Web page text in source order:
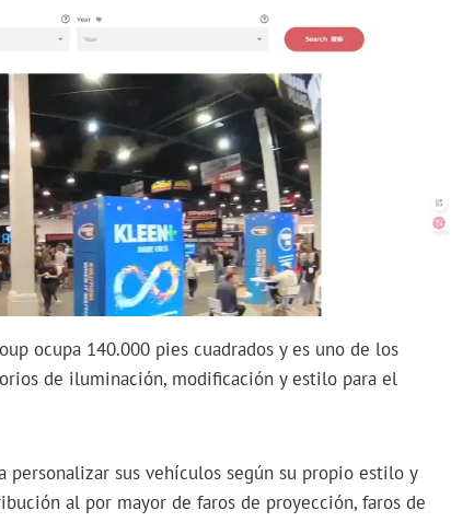
ocupa 140.000 pies cuadrados y es uno de los
de iluminación, modificación y estilo para el
sus vehículos según su propio estilo y
al por mayor de faros de proyección, faros de